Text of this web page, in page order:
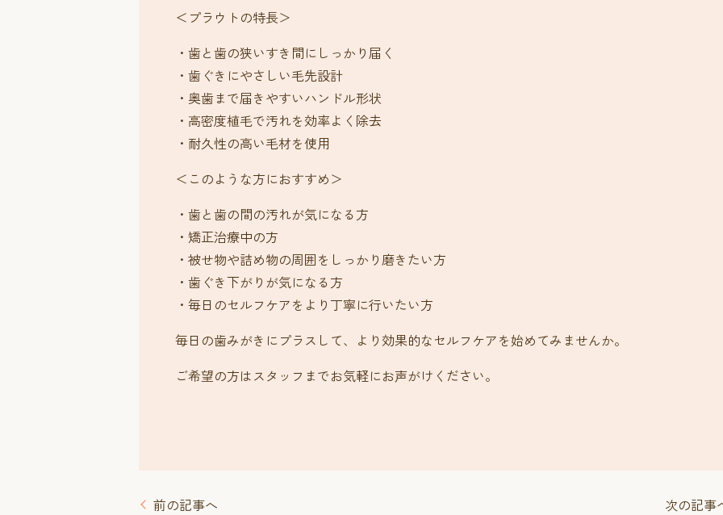
＜プラウトの特長＞
・歯と歯の狭いすき間にしっかり届く
・歯ぐきにやさしい毛先設計
・奥歯まで届きやすいハンドル形状
・高密度植毛で汚れを効率よく除去
・耐久性の高い毛材を使用
＜このような方におすすめ＞
・歯と歯の間の汚れが気になる方
・矯正治療中の方
・被せ物や詰め物の周囲をしっかり磨きたい方
・歯ぐき下がりが気になる方
・毎日のセルフケアをより丁寧に行いたい方
毎日の歯みがきにプラスして、より効果的なセルフケアを始めてみませんか。
ご希望の方はスタッフまでお気軽にお声がけください。
前の記事へ 次の記事